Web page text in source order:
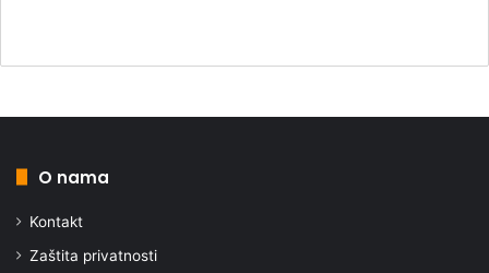
O nama
Kontakt
Zaštita privatnosti